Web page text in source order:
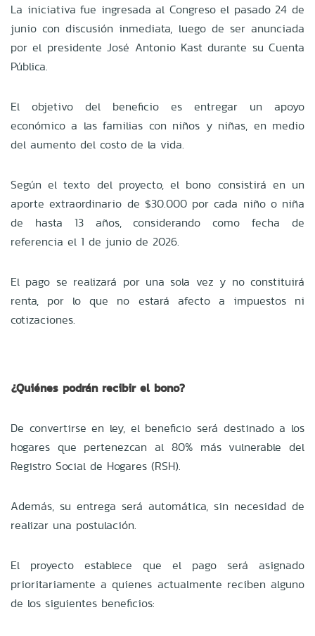
La iniciativa fue ingresada al Congreso el pasado 24 de
junio con discusión inmediata, luego de ser anunciada
por el presidente José Antonio Kast durante su Cuenta
Pública.
El objetivo del beneficio es entregar un apoyo
económico a las familias con niños y niñas, en medio
del aumento del costo de la vida.
Según el texto del proyecto, el bono consistirá en un
aporte extraordinario de $30.000 por cada niño o niña
de hasta 13 años, considerando como fecha de
referencia el 1 de junio de 2026.
El pago se realizará por una sola vez y no constituirá
renta, por lo que no estará afecto a impuestos ni
cotizaciones.
¿Quiénes podrán recibir el bono?
De convertirse en ley, el beneficio será destinado a los
hogares que pertenezcan al 80% más vulnerable del
Registro Social de Hogares (RSH).
Además, su entrega será automática, sin necesidad de
realizar una postulación.
El proyecto establece que el pago será asignado
prioritariamente a quienes actualmente reciben alguno
de los siguientes beneficios: